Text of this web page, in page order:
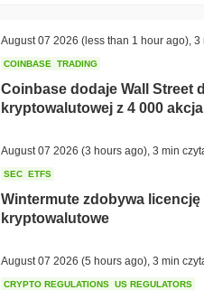
August 07 2026 (less than 1 hour ago) 3
COINBASE TRADING
Coinbase dodaje Wall Street
kryptowalutowej z 4 000
August 07 2026 (3 hours ago) 3 min
SEC ETFS
Wintermute zdobywa
kryptowalutowe
August 07 2026 (5 hours ago) 3 min
CRYPTO REGULATIONS US REGULATORS